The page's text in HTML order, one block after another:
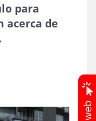
para
acerca de